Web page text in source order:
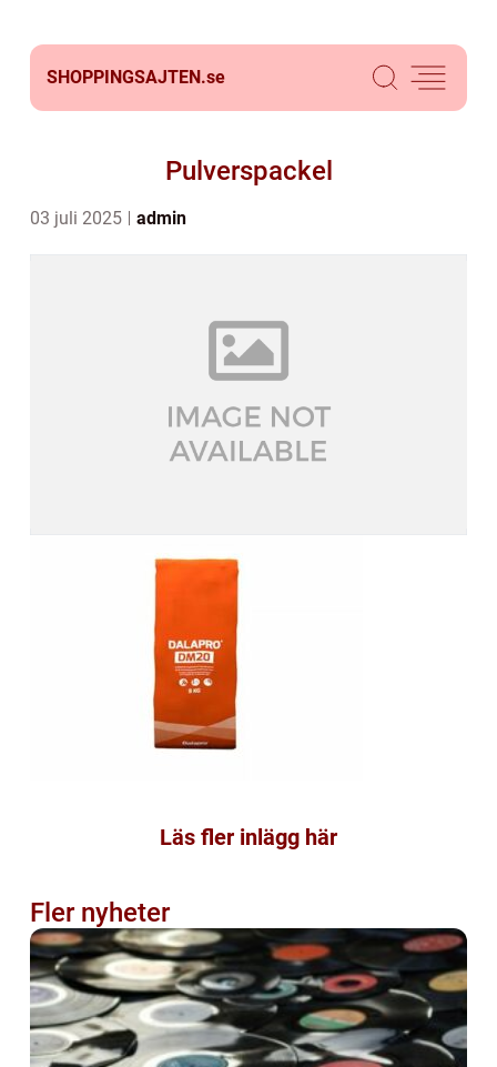
SHOPPINGSAJTEN.se
Pulverspackel
03 juli 2025 admin
Läs fler inlägg här
Fler nyheter